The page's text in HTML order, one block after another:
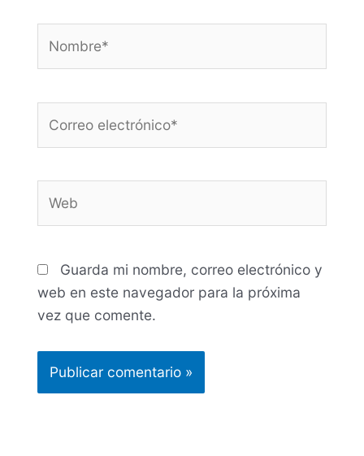
electrónico*
Guarda mi nombre, correo electrónico y
web en este navegador para la próxima
vez que comente.